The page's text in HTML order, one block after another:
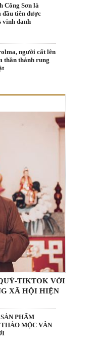
Công Sơn là
đầu tiên được
vinh danh
người cất lên
thần thánh rung
TIKTOK VỚI
XÃ HỘI HIỆN
PHẨM
MỘC VÂN